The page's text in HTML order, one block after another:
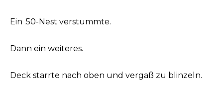
Ein .50-Nest verstummte.
Dann ein weiteres.
Deck starrte nach oben und vergaß zu blinzeln.